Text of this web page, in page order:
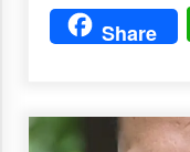
Share